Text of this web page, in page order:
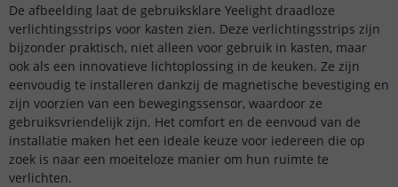
De afbeelding laat de gebruiksklare Yeelight draadloze
verlichtingsstrips voor kasten zien. Deze verlichtingsstrips zijn
bijzonder praktisch, niet alleen voor gebruik in kasten, maar
ook als een innovatieve lichtoplossing in de keuken. Ze zijn
eenvoudig te installeren dankzij de magnetische bevestiging en
zijn voorzien van een bewegingssensor, waardoor ze
gebruiksvriendelijk zijn. Het comfort en de eenvoud van de
installatie maken het een ideale keuze voor iedereen die op
zoek is naar een moeiteloze manier om hun ruimte te
verlichten.